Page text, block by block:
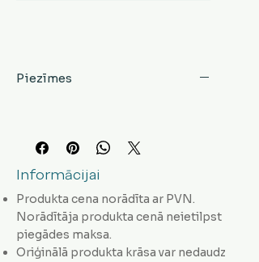
Piezīmes
Informācijai
Produkta cena norādīta ar PVN.
Norādītāja produkta cenā neietilpst
piegādes maksa.
Oriģinālā produkta krāsa var nedaudz